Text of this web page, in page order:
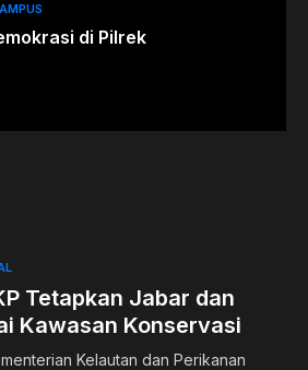
di Pilrek
Tetapkan Jabar dan
Kawasan Konservasi
Kelautan dan Perikanan